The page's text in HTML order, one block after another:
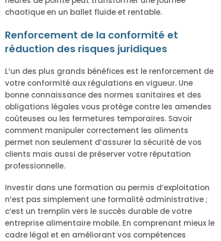
chaotique en un ballet fluide et rentable.
Renforcement de la conformité et
réduction des risques juridiques
L’un des plus grands bénéfices est le renforcement de
votre conformité aux régulations en vigueur. Une
bonne connaissance des normes sanitaires et des
obligations légales vous protège contre les amendes
coûteuses ou les fermetures temporaires. Savoir
comment manipuler correctement les aliments
permet non seulement d’assurer la sécurité de vos
clients mais aussi de préserver votre réputation
professionnelle.
Investir dans une formation au permis d’exploitation
n’est pas simplement une formalité administrative ;
c’est un tremplin vers le succès durable de votre
entreprise alimentaire mobile. En comprenant mieux le
cadre légal et en améliorant vos compétences